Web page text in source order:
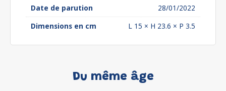
Date de parution
28/01/2022
Dimensions en cm
L 15 × H 23.6 × P 3.5
Du même âge